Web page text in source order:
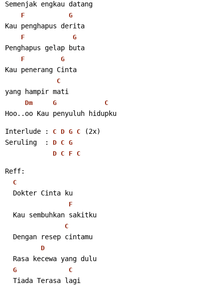
Semenjak engkau datang
F G
Kau penghapus derita
F G
Penghapus gelap buta
F G
Kau penerang Cinta
C
yang hampir mati
Dm G C
Hoo..oo Kau penyuluh hidupku
Interlude : C D G C (2x)
Seruling  : D C G
D C F C
Reff:
C
Dokter Cinta ku
F
Kau sembuhkan sakitku
C
Dengan resep cintamu
D
Rasa kecewa yang dulu
G C
Tiada Terasa lagi